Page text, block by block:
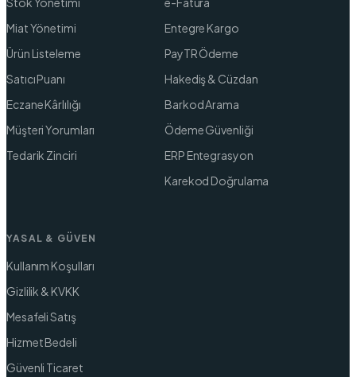
Miat Yönetimi
Ürün Listeleme
Satıcı Puanı
Eczane Kârlılığı
Müşteri Yorumları
Tedarik Zinciri
Entegre Kargo
PayTR Ödeme
Hakediş & Cüzdan
Barkod Arama
Ödeme Güvenliği
ERP Entegrasyon
Karekod Doğrulama
YASAL & GÜVEN
Kullanım Koşulları
Gizlilik & KVKK
Mesafeli Satış
Hizmet Bedeli
Güvenli Ticaret